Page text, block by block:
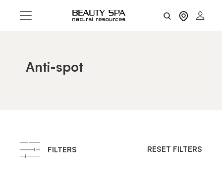
Anti-spot
FILTERS RESET FILTERS